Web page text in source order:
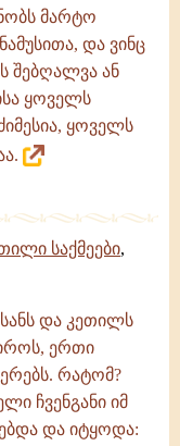
მარტო
და ვინც
შებღალვა ან
ყოველს
ყოველს
საქმეები,
და კეთილს
ერთი
რატომ?
ჩვენგანი იმ
და იტყოდა: